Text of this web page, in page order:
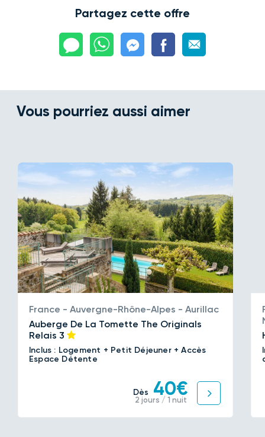
Partagez cette offre
Vous pourriez aussi aimer
France - Auvergne-Rhône-Alpes - Aurillac
Auberge De La Tomette The Originals
Relais 3
Inclus : Logement + Petit Déjeuner + Accès
Espace Détente
Dès 40€
2 jours / 1 nuit